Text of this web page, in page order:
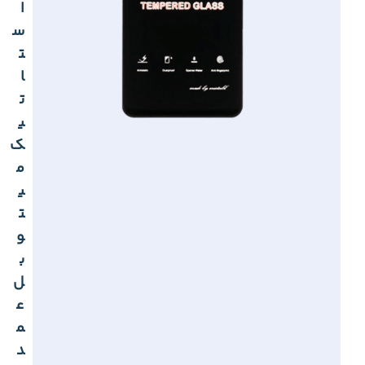
ا
س
ت
ا
ت
ی
ک
م
ی
ت
و
ب
ل
ع
م
د